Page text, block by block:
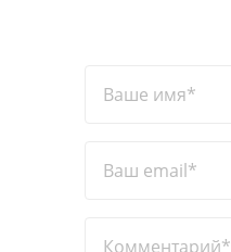
Ваше имя*
Ваш email*
Комментарий*